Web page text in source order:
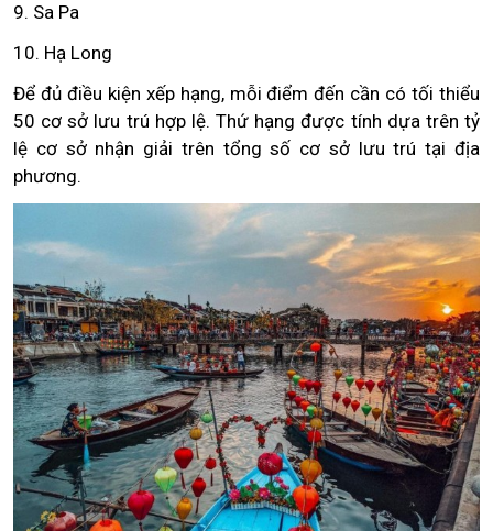
9. Sa Pa
10. Hạ Long
Để đủ điều kiện xếp hạng, mỗi điểm đến cần có tối thiểu
50 cơ sở lưu trú hợp lệ. Thứ hạng được tính dựa trên tỷ
lệ cơ sở nhận giải trên tổng số cơ sở lưu trú tại địa
phương.